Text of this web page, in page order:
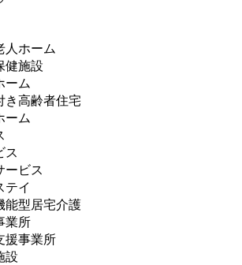
人ホーム
健施設
ーム
き高齢者住宅
ーム
ス
ービス
テイ
能型居宅介護
業所
援事業所
設